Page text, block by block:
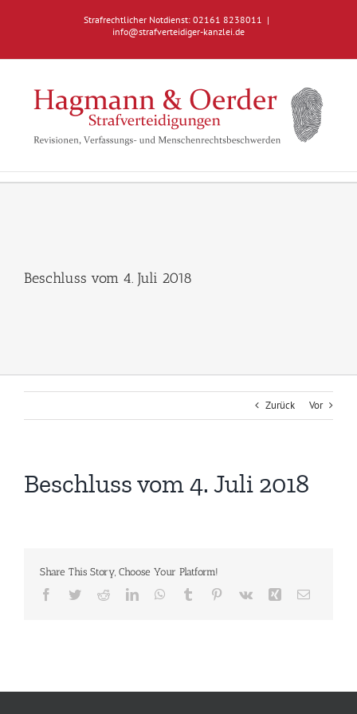
Strafrechtlicher Notdienst: 02161 8238011 |
info@strafverteidiger-kanzlei.de
Beschluss vom 4. Juli 2018
Zurück Vor
Beschluss vom 4. Juli 2018
Share This Story, Choose Your Platform!
Facebook
TwitterRedditLinkedInWhatsApp
Tumblr Pinterest
Vk Xing E-